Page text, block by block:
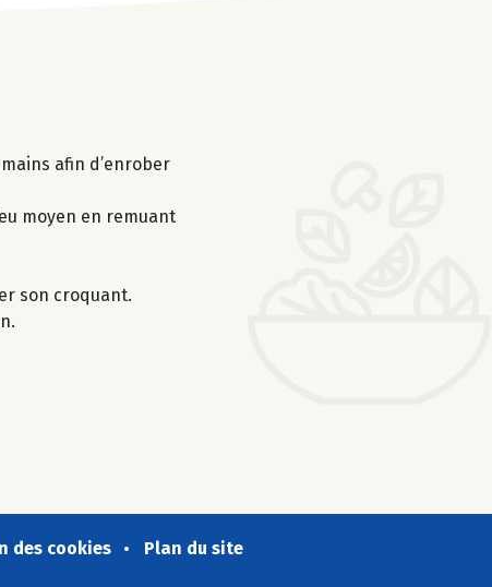
afin d’enrober
moyen en remuant
son croquant.
des cookies Plan du site